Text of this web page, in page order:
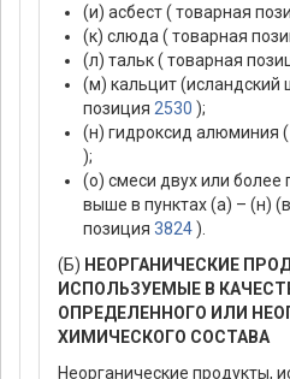
(и) асбест ( товарная
(к) слюда ( товарная
(л) тальк ( товарная
(м) кальцит (исландский
позиция 2530 );
(н) гидроксид алюминия
);
(о) смеси двух или более
выше в пунктах (а) – (н)
позиция 3824).
(Б) НЕОРГАНИЧЕСКИЕ
ИСПОЛЬЗУЕМЫЕ В
ОПРЕДЕЛЕННОГО ИЛИ
ХИМИЧЕСКОГО СОСТАВА
Неорганические продукты,